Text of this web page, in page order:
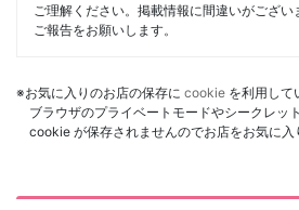
ご理解ください。掲載情報に間違いがござい
ご報告をお願いします。
※お気に入りのお店の保存に cookie を利用して
ブラウザのプライベートモードやシークレッ
cookie が保存されませんのでお店をお気に入